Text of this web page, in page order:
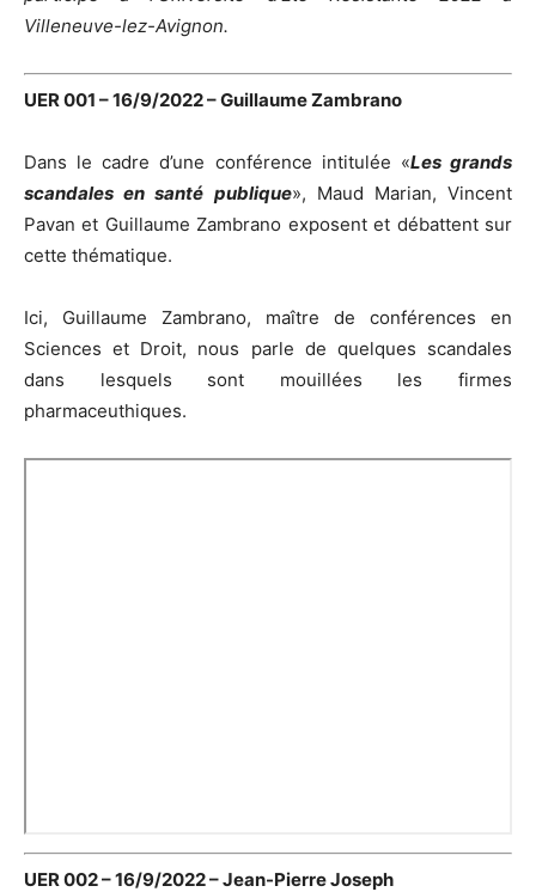
Villeneuve-lez-Avignon.
UER 001 – 16/9/2022 – Guillaume Zambrano
Dans le cadre d’une conférence intitulée «Les grands
scandales en santé publique», Maud Marian, Vincent
Pavan et Guillaume Zambrano exposent et débattent sur
cette thématique.
Ici, Guillaume Zambrano, maître de conférences en
Sciences et Droit, nous parle de quelques scandales
dans lesquels sont mouillées les firmes
pharmaceuthiques.
UER 002 – 16/9/2022 – Jean-Pierre Joseph